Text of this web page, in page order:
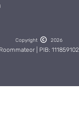
Copyright 2026
Roommateor | PIB: 111859102